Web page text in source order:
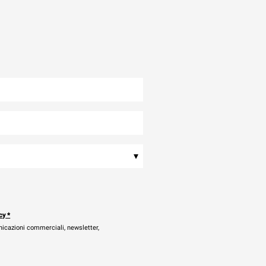
▾
*
commerciali, newsletter,